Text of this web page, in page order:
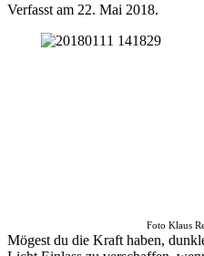
Verfasst am 22. Mai 2018.
Foto Klaus
Mögest du die Kraft haben,